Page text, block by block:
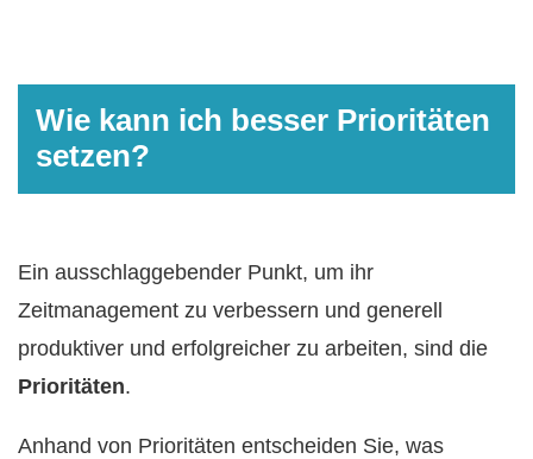
Wie kann ich besser Prioritäten
setzen?
Ein ausschlaggebender Punkt, um ihr
Zeitmanagement zu verbessern und generell
produktiver und erfolgreicher zu arbeiten, sind die
Prioritäten.
Anhand von Prioritäten entscheiden Sie, was